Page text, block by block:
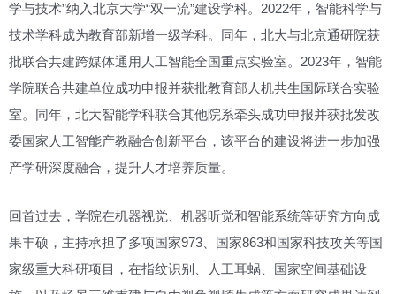
学与技术”纳入北京大学“双一流”建设学科。2022年，智能科学与
技术学科成为教育部新增一级学科。同年，北大与北京通研院获
批联合共建跨媒体通用人工智能全国重点实验室。2023年，智能
学院联合共建单位成功申报并获批教育部人机共生国际联合实验
室。同年，北大智能学科联合其他院系牵头成功申报并获批发改
委国家人工智能产教融合创新平台，该平台的建设将进一步加强
产学研深度融合，提升人才培养质量。
回首过去，学院在机器视觉、机器听觉和智能系统等研究方向成
果丰硕，主持承担了多项国家973、国家863和国家科技攻关等国
家级重大科研项目，在指纹识别、人工耳蜗、国家空间基础设